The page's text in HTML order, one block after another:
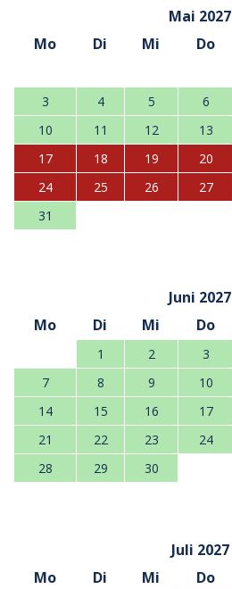
Mai 2027
Mo
Di Mi Do
3
4 5 6
10
11 12 13
17
18 19 20
24
25 26 27
31
Juni 2027
Mo
Di Mi Do
1 2 3
7
8 9 10
14
15 16 17
21
22 23 24
28
29 30
Juli 2027
Mo
Di Mi Do